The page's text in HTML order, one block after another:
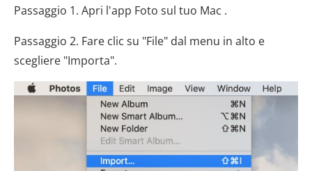
Passaggio 1. Apri l'app Foto sul tuo Mac .
Passaggio 2. Fare clic su "File" dal menu in alto e
scegliere "Importa".